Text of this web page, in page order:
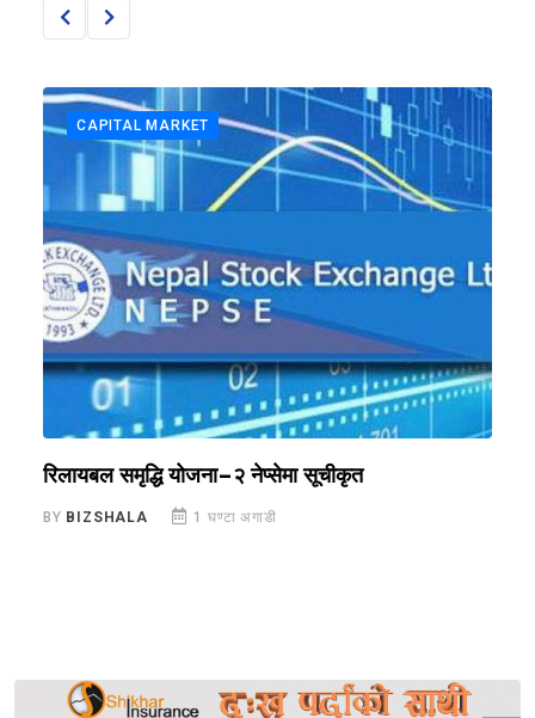
CAPITAL MARKET
रिलायबल समृद्धि योजना–२ नेप्सेमा सूचीकृत
BY BIZSHALA 1 घण्टा अगाडी